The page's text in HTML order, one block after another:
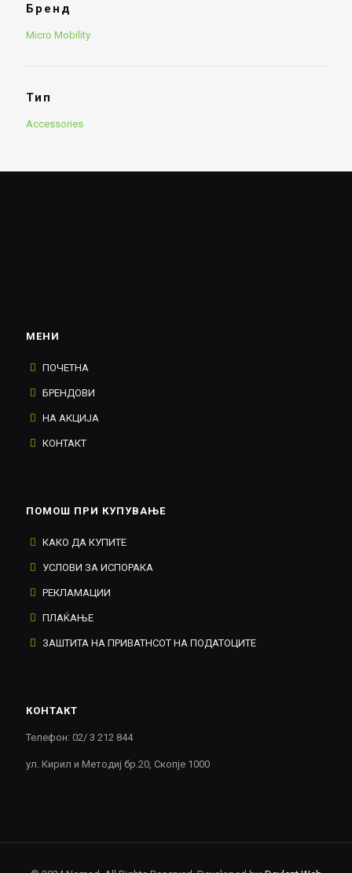
Бренд
Micro Mobility
Тип
Accessories
МЕНИ
ПОЧЕТНА
БРЕНДОВИ
НА АКЦИЈА
КОНТАКТ
ПОМОШ ПРИ КУПУВАЊЕ
КАКО ДА КУПИТЕ
УСЛОВИ ЗА ИСПОРАКА
РЕКЛАМАЦИИ
ПЛАЌАЊЕ
ЗАШТИТА НА ПРИВАТНСОТ НА ПОДАТОЦИТЕ
КОНТАКТ
Телефон: 02/ 3 212 844
ул. Кирил и Методиј бр.20, Скопје 1000